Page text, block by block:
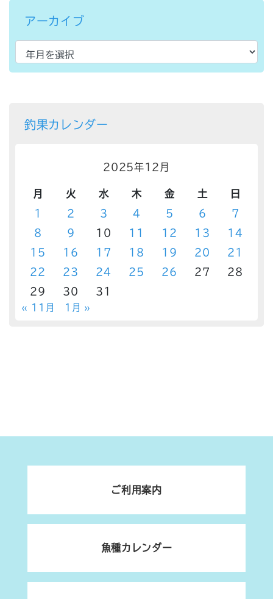
アーカイブ
釣果カレンダー
2025年12月
月 火 水 木 金 土
日
1
2 3 4 5 6
7
8
9 10 11 12 13
14
15
16 17 18 19 20
21
22
23 24 25 26 27
28
29
30 31
« 11月 1月 »
ご利用案内
魚種カレンダー